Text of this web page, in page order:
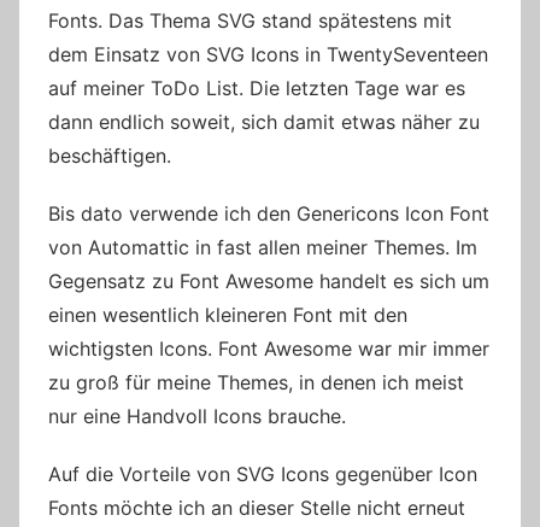
Fonts. Das Thema SVG stand spätestens mit
dem Einsatz von SVG Icons in TwentySeventeen
auf meiner ToDo List. Die letzten Tage war es
dann endlich soweit, sich damit etwas näher zu
beschäftigen.
Bis dato verwende ich den Genericons Icon Font
von Automattic in fast allen meiner Themes. Im
Gegensatz zu Font Awesome handelt es sich um
einen wesentlich kleineren Font mit den
wichtigsten Icons. Font Awesome war mir immer
zu groß für meine Themes, in denen ich meist
nur eine Handvoll Icons brauche.
Auf die Vorteile von SVG Icons gegenüber Icon
Fonts möchte ich an dieser Stelle nicht erneut